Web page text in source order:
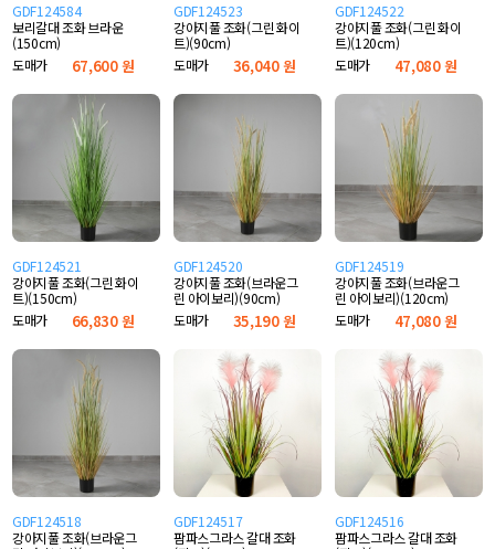
GDF124584
보리갈대 조화 브라운
(150cm)
도매가
67,600 원
GDF124523
강아지풀 조화(그린 화이
트)(90cm)
도매가
36,040 원
GDF124522
강아지풀 조화(그린 화이
트)(120cm)
도매가
47,080 원
GDF124521
강아지풀 조화(그린 화이
트)(150cm)
도매가
66,830 원
GDF124520
강아지풀 조화(브라운그
린 아이보리)(90cm)
도매가
35,190 원
GDF124519
강아지풀 조화(브라운그
린 아이보리)(120cm)
도매가
47,080 원
GDF124518
강아지풀 조화(브라운그
GDF124517
팜파스그라스 갈대 조화
GDF124516
팜파스그라스 갈대 조화